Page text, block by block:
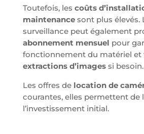
Toutefois, les coûts
maintenancesont plus élevés.
surveillance peut également
abonnement mensuel pour
fonctionnement du matériel et
extractions d’imagessi besoin.
Les offres de location de
courantes, elles permettent de
l’investissement initial.